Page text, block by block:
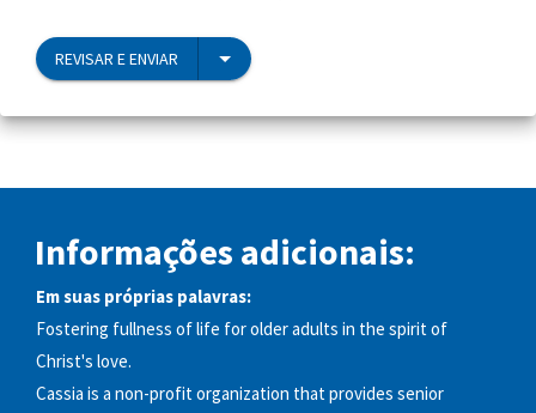
REVISAR E ENVIAR
Informações adicionais:
Em suas próprias palavras:
Fostering fullness of life for older adults in the spirit of
Christ's love.
Cassia is a non-profit organization that provides senior